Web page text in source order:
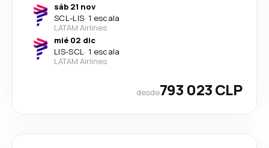
sáb 21 nov
SCL-LIS· 1 escala
LATAM Airlines
mié 02 dic
LIS-SCL· 1 escala
LATAM Airlines
desde793 023 CLP